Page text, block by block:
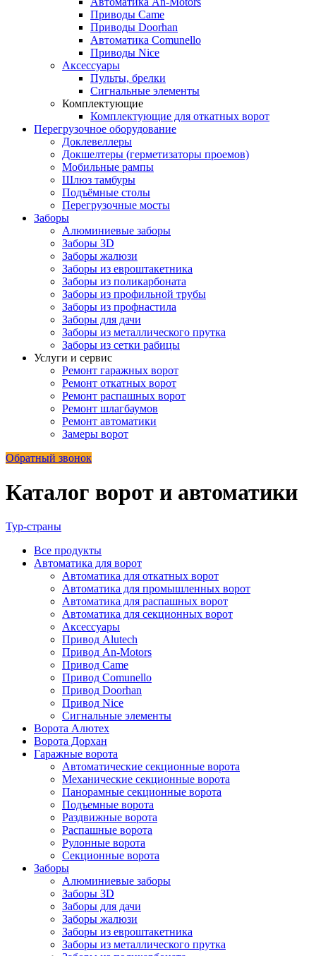
Приводы Came
Приводы Doorhan
Автоматика Comunello
Приводы Nice
Аксессуары
Пульты, брелки
Сигнальные элементы
Комплектующие
Комплектующие для откатных ворот
Перегрузочное оборудование
Доклевеллеры
Докшелтеры (герметизаторы проемов)
Мобильные рампы
Шлюз тамбуры
Подъёмные столы
Перегрузочные мосты
Заборы
Алюминиевые заборы
Заборы 3D
Заборы жалюзи
Заборы из евроштакетника
Заборы из поликарбоната
Заборы из профильной трубы
Заборы из профнастила
Заборы для дачи
Заборы из металлического прутка
Заборы из сетки рабицы
Услуги и сервис
Ремонт гаражных ворот
Ремонт откатных ворот
Ремонт распашных ворот
Ремонт шлагбаумов
Ремонт автоматики
Замеры ворот
Обратный звонок
Каталог ворот и автоматики
Тур-страны
Все продукты
Автоматика для ворот
Автоматика для откатных ворот
Автоматика для промышленных ворот
Автоматика для распашных ворот
Автоматика для секционных ворот
Аксессуары
Привод Alutech
Привод An-Motors
Привод Came
Привод Comunello
Привод Doorhan
Привод Nice
Сигнальные элементы
Ворота Алютех
Ворота Дорхан
Гаражные ворота
Автоматические секционные ворота
Механические секционные ворота
Панорамные секционные ворота
Подъемные ворота
Раздвижные ворота
Распашные ворота
Рулонные ворота
Секционные ворота
Заборы
Алюминиевые заборы
Заборы 3D
Заборы для дачи
Заборы жалюзи
Заборы из евроштакетника
Заборы из металлического прутка